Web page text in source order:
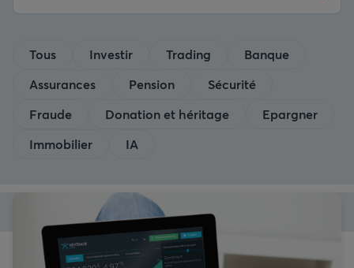
Tous Investir Trading
Banque
Assurances
Pension
Sécurité
Fraude
Donation et héritage
Epargner
Immobilier
IA